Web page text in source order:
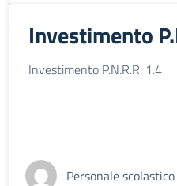
Investimento
Investimento P.N.R.R. 1.4
Personale scolastico